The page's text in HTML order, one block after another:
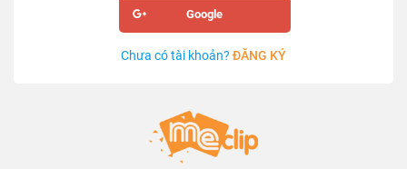
Google
Chưa có tài khoản? ĐĂNG KÝ